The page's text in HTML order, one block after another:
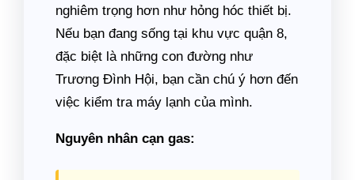
nghiêm trọng hơn như hỏng hóc thiết bị.
Nếu bạn đang sống tại khu vực quận 8,
đặc biệt là những con đường như
Trương Đình Hội, bạn cần chú ý hơn đến
việc kiểm tra máy lạnh của mình.
Nguyên nhân cạn gas: